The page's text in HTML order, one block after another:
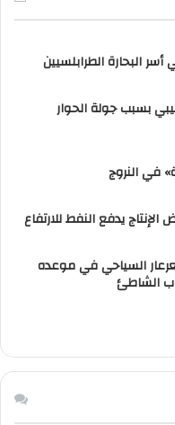
بسبب جولة الحوار
في النروج
يدفع النفط للارتفاع
السياحي في موعده
الشاطئ